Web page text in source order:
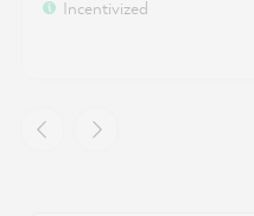
Incentivized